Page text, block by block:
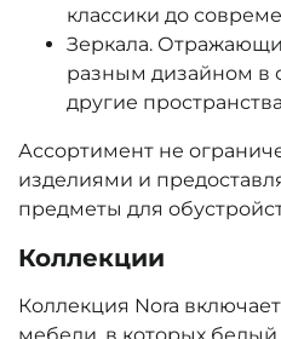
классики до
Зеркала.
разным дизайном в
другие
Ассортимент не
изделиями и
предметы для
Коллекции
Коллекция Nora